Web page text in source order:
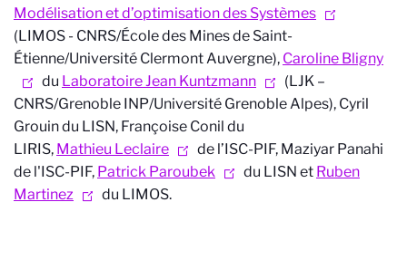
Modélisation et d’optimisation des Systèmes
(LIMOS - CNRS/École des Mines de Saint-
Étienne/Université Clermont Auvergne), Caroline Bligny
du Laboratoire Jean Kuntzmann
(LJK –
CNRS/Grenoble INP/Université Grenoble Alpes), Cyril
Grouin du LISN, Françoise Conil du
LIRIS, Mathieu Leclaire
de l’ISC-PIF, Maziyar Panahi
de l'ISC-PIF, Patrick Paroubek du LISN et Ruben
Martinez
du LIMOS.